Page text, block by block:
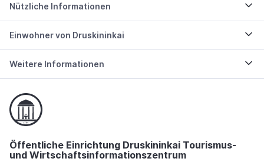
Nützliche Informationen
Einwohner von Druskininkai
Weitere Informationen
Öffentliche Einrichtung Druskininkai Tourismus-
und Wirtschaftsinformationszentrum